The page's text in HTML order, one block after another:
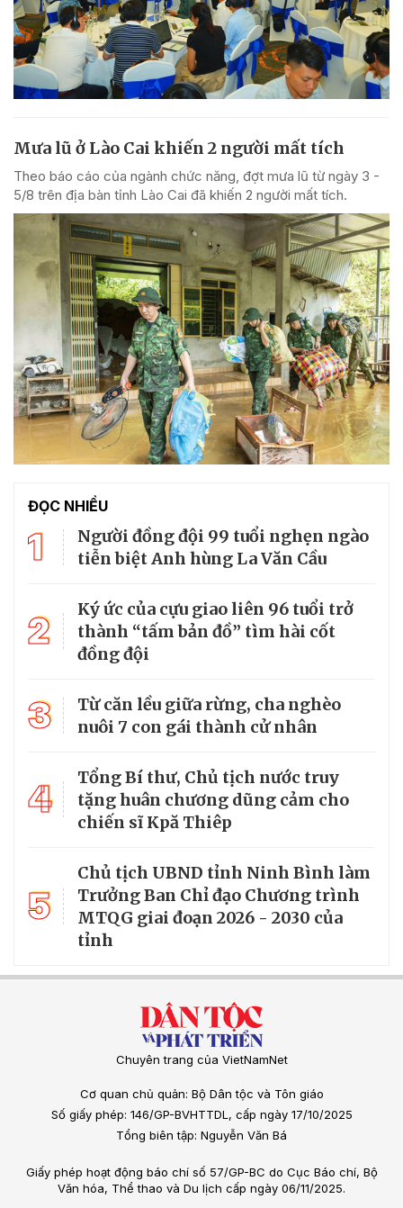
Mưa lũ ở Lào Cai khiến 2 người mất tích
Theo báo cáo của ngành chức năng, đợt mưa lũ từ ngày 3 -
5/8 trên địa bàn tỉnh Lào Cai đã khiến 2 người mất tích.
ĐỌC NHIỀU
1
Người đồng đội 99 tuổi nghẹn ngào
tiễn biệt Anh hùng La Văn Cầu
2
Ký ức của cựu giao liên 96 tuổi trở
thành “tấm bản đồ” tìm hài cốt
đồng đội
3
Từ căn lều giữa rừng, cha nghèo
nuôi 7 con gái thành cử nhân
4
Tổng Bí thư, Chủ tịch nước truy
tặng huân chương dũng cảm cho
chiến sĩ Kpă Thiêp
5
Chủ tịch UBND tỉnh Ninh Bình làm
Trưởng Ban Chỉ đạo Chương trình
MTQG giai đoạn 2026 - 2030 của
tỉnh
Chuyên trang của VietNamNet
Cơ quan chủ quản: Bộ Dân tộc và Tôn giáo
Số giấy phép: 146/GP-BVHTTDL, cấp ngày 17/10/2025
Tổng biên tập: Nguyễn Văn Bá
Giấy phép hoạt động báo chí số 57/GP-BC do Cục Báo chí, Bộ
Văn hóa, Thể thao và Du lịch cấp ngày 06/11/2025.